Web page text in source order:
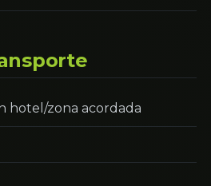
hotel/zona acordada